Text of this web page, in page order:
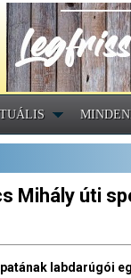
Mihály úti
labdarúgói